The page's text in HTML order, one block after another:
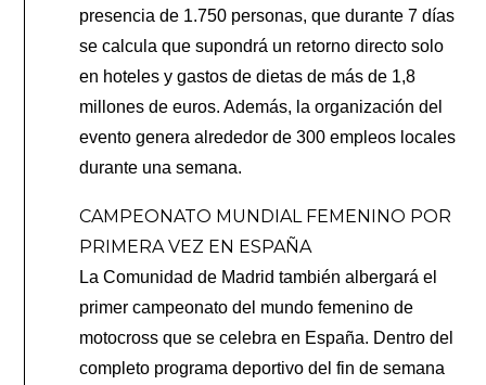
presencia de 1.750 personas, que durante 7 días
se calcula que supondrá un retorno directo solo
en hoteles y gastos de dietas de más de 1,8
millones de euros. Además, la organización del
evento genera alrededor de 300 empleos locales
durante una semana.
CAMPEONATO MUNDIAL FEMENINO POR
PRIMERA VEZ EN ESPAÑA
La Comunidad de Madrid también albergará el
primer campeonato del mundo femenino de
motocross que se celebra en España. Dentro del
completo programa deportivo del fin de semana